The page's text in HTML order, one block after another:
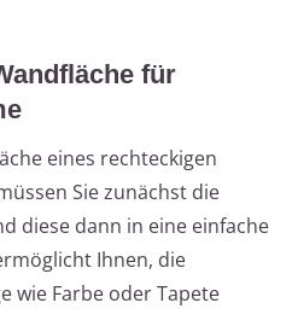
für
eines rechteckigen
Sie zunächst die
diese dann in eine einfache
Ihnen, die
wie Farbe oder Tapete